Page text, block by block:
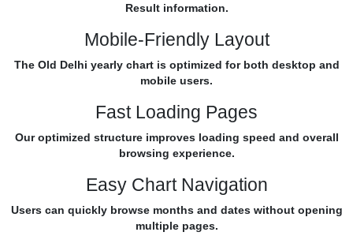
Result information.
Mobile-Friendly Layout
The Old Delhi yearly chart is optimized for both desktop and
mobile users.
Fast Loading Pages
Our optimized structure improves loading speed and overall
browsing experience.
Easy Chart Navigation
Users can quickly browse months and dates without opening
multiple pages.